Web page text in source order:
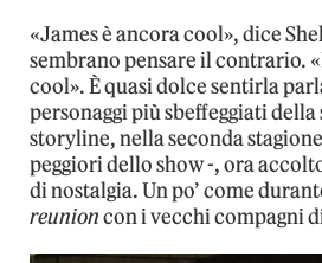
«James è ancora cool», dice
sembrano pensare il contrario.
cool». È quasi dolce sentirla
personaggi più sbeffeggiati della
storyline, nella seconda
peggiori dello show -, ora
di nostalgia. Un po’ come
reunioncon i vecchi compagni